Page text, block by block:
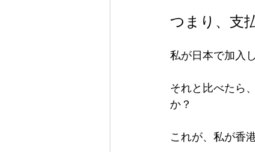
つまり、支
私が日本で加入
それと比べたら
か？
これが、私が香